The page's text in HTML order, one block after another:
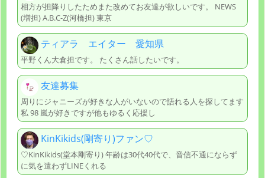
相方が担降りしたためまた改めてお友達が欲しいです。 NEWS
(増担) A.B.C-Z(河橋担) 東京
ティアラ エイター 愛知県
平野くん大倉担です。 たくさん話したいです。
友達募集
周りにジャニーズが好きな人がいないので語れる人を探してます
私 98 嵐が好きですが他もゆるく応援し
KinKikids(剛寄り)ファン♡
♡KinKikids(堂本剛寄り) 年齢は30代40代で、音信不通にならず
に気を遣わずLINEくれる